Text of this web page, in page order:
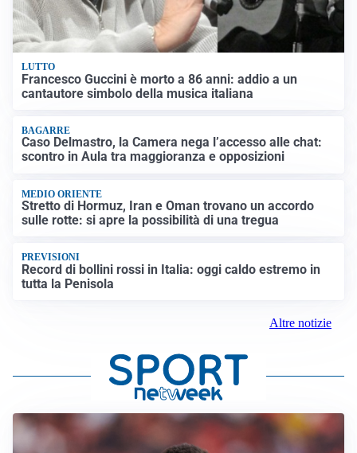
LUTTO
Francesco Guccini è morto a 86 anni: addio a un
cantautore simbolo della musica italiana
BAGARRE
Caso Delmastro, la Camera nega l’accesso alle chat:
scontro in Aula tra maggioranza e opposizioni
MEDIO ORIENTE
Stretto di Hormuz, Iran e Oman trovano un accordo
sulle rotte: si apre la possibilità di una tregua
PREVISIONI
Record di bollini rossi in Italia: oggi caldo estremo in
tutta la Penisola
Altre notizie